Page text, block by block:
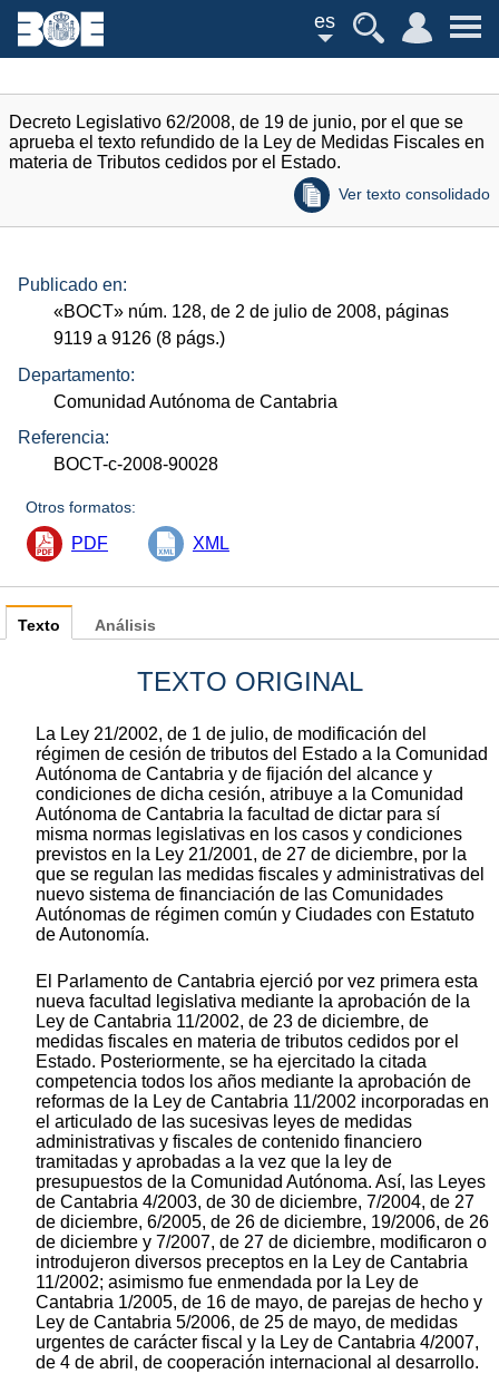
es
Decreto Legislativo 62/2008, de 19 de junio, por el que se
aprueba el texto refundido de la Ley de Medidas Fiscales en
materia de Tributos cedidos por el Estado.
Ver texto consolidado
Publicado en:
«BOCT» núm. 128, de 2 de julio de 2008, páginas
9119 a 9126 (8 págs.)
Departamento:
Comunidad Autónoma de Cantabria
Referencia:
BOCT-c-2008-90028
Otros formatos:
PDF XML
Texto
TEXTO ORIGINAL
La Ley 21/2002, de 1 de julio, de modificación del
régimen de cesión de tributos del Estado a la Comunidad
Autónoma de Cantabria y de fijación del alcance y
condiciones de dicha cesión, atribuye a la Comunidad
Autónoma de Cantabria la facultad de dictar para sí
misma normas legislativas en los casos y condiciones
previstos en la Ley 21/2001, de 27 de diciembre, por la
que se regulan las medidas fiscales y administrativas del
nuevo sistema de financiación de las Comunidades
Autónomas de régimen común y Ciudades con Estatuto
de Autonomía.
El Parlamento de Cantabria ejerció por vez primera esta
nueva facultad legislativa mediante la aprobación de la
Ley de Cantabria 11/2002, de 23 de diciembre, de
medidas fiscales en materia de tributos cedidos por el
Estado. Posteriormente, se ha ejercitado la citada
competencia todos los años mediante la aprobación de
reformas de la Ley de Cantabria 11/2002 incorporadas en
el articulado de las sucesivas leyes de medidas
administrativas y fiscales de contenido financiero
tramitadas y aprobadas a la vez que la ley de
presupuestos de la Comunidad Autónoma. Así, las Leyes
de Cantabria 4/2003, de 30 de diciembre, 7/2004, de 27
de diciembre, 6/2005, de 26 de diciembre, 19/2006, de 26
de diciembre y 7/2007, de 27 de diciembre, modificaron o
introdujeron diversos preceptos en la Ley de Cantabria
11/2002; asimismo fue enmendada por la Ley de
Cantabria 1/2005, de 16 de mayo, de parejas de hecho y
Ley de Cantabria 5/2006, de 25 de mayo, de medidas
urgentes de carácter fiscal y la Ley de Cantabria 4/2007,
de 4 de abril, de cooperación internacional al desarrollo.
Análisis